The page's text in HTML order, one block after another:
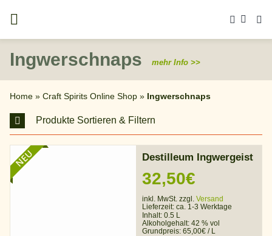
Inhalt
springen
Ingwerschnaps mehr Info >>
Home» Craft Spirits Online Shop» Ingwerschnaps
Produkte Sortieren & Filtern
NEU Destilleum Ingwergeist
32,50€
inkl. MwSt. zzgl. Versand
Lieferzeit: ca. 1-3 Werktage
Inhalt: 0.5 L
Alkoholgehalt: 42 % vol
Grundpreis: 65,00€ / L